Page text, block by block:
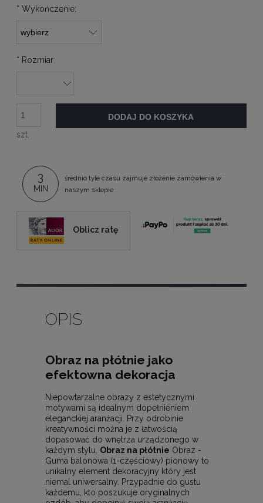
* Wykończenie:
* Rozmiar:
szt.
DODAJ DO KOSZYKA
3
MIN
średnio tyle czasu zajmuje złożenie zamówienia w
naszym sklepie
Oblicz ratę
OPIS
Obraz na płótnie jako
efektowna dekoracja
Niepowtarzalne obrazy z estetycznymi
motywami są idealnym dopełnieniem
eleganckiej aranżacji. Przy odrobinie
kreatywności można je z łatwością
dopasować do wnętrza urządzonego w
każdym stylu. Obraz na płótnie Obraz -
Guma balonowa (1-częściowy) pionowy to
unikalny element dekoracyjny który jest
niemal uniwersalny. Przypadnie do gustu
każdemu, kto poszukuje oryginalnych